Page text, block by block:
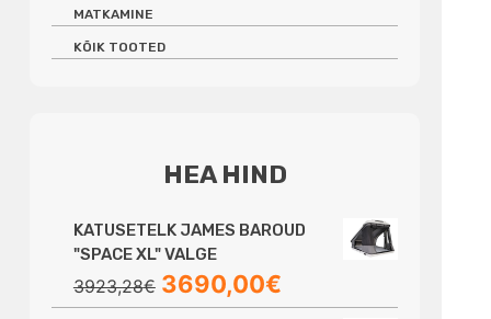
MATKAMINE
KÕIK TOOTED
HEA HIND
KATUSETELK JAMES BAROUD
"SPACE XL" VALGE
3923,28€ Algne
hind
3690,00€Praegune
hind